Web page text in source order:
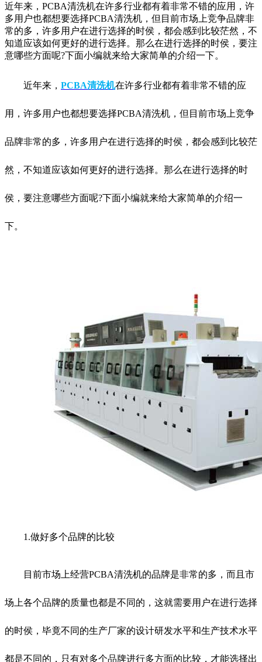
近年来，PCBA清洗机在许多行业都有着非常不错的应用，许
多用户也都想要选择PCBA清洗机，但目前市场上竞争品牌非
常的多，许多用户在进行选择的时侯，都会感到比较茫然，不
知道应该如何更好的进行选择。那么在进行选择的时侯，要注
意哪些方面呢?下面小编就来给大家简单的介绍一下。
近年来， PCBA清洗机在许多行业都有着非常不错的应
用，许多用户也都想要选择PCBA清洗机，但目前市场上竞争
品牌非常的多，许多用户在进行选择的时侯，都会感到比较茫
然，不知道应该如何更好的进行选择。那么在进行选择的时
侯，要注意哪些方面呢?下面小编就来给大家简单的介绍一
下。
1.做好多个品牌的比较
目前市场上经营PCBA清洗机的品牌是非常的多，而且市
场上各个品牌的质量也都是不同的，这就需要用户在进行选择
的时侯，毕竟不同的生产厂家的设计研发水平和生产技术水平
都是不同的，只有对多个品牌进行多方面的比较，才能选择出